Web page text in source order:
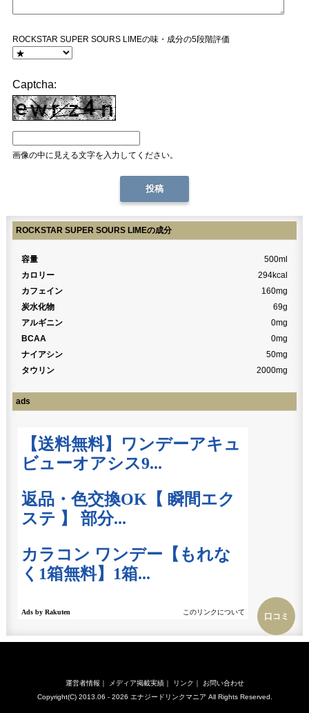
ROCKSTAR SUPER SOURS LIMEの味・成分の5段階評価
Captcha:
画像の中に見える文字を入力してください。
口コミ
ROCKSTAR SUPER SOURS LIMEの成分
容量
500ml
カロリー
294kcal
カフェイン
160mg
炭水化物
69g
アルギニン
0mg
BCAA
0mg
ナイアシン
50mg
タウリン
2000mg
ads
運営者情報 ｜ メディア掲載実績｜ リンク ｜
お問い合わせ
Copyright(C) 2013.06 - 2026 エナジードリンクマニア All Rights Reserved.